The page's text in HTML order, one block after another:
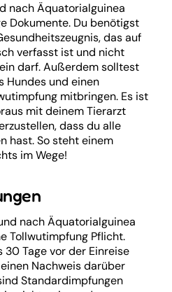
nach Äquatorialguinea
Dokumente. Du benötigst
das auf
verfasst ist und nicht
darf. Außerdem solltest
Hundes und einen
mitbringen. Es ist
mit deinem Tierarzt
dass du alle
hast. So steht einem
im Wege!
nach Äquatorialguinea
Tollwutimpfung Pflicht.
Tage vor der Einreise
Nachweis darüber
Standardimpfungen